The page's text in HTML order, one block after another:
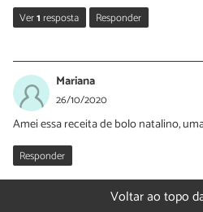
Ver1resposta Responder
29/10/2020
Oi Alexsadro, se colocar o link
Mariana
26/10/2020
Amei essa receita de bolo natalino,
Responder
Voltar ao topo